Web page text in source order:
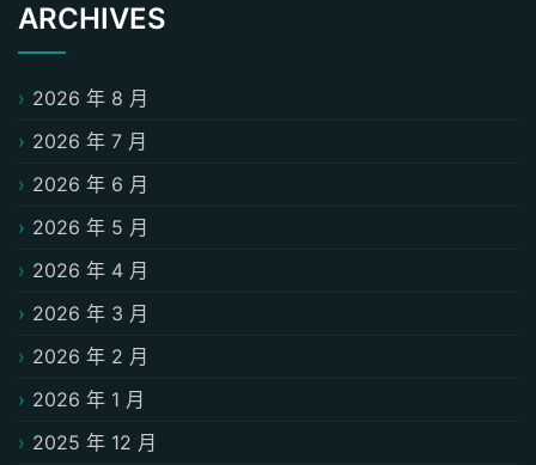
ARCHIVES
2026 年 8 月
2026 年 7 月
2026 年 6 月
2026 年 5 月
2026 年 4 月
2026 年 3 月
2026 年 2 月
2026 年 1 月
2025 年 12 月